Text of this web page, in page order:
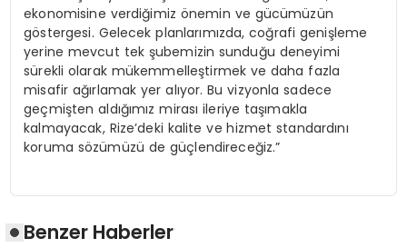
ekonomisine verdiğimiz önemin ve gücümüzün
göstergesi. Gelecek planlarımızda, coğrafi genişleme
yerine mevcut tek şubemizin sunduğu deneyimi
sürekli olarak mükemmelleştirmek ve daha fazla
misafir ağırlamak yer alıyor. Bu vizyonla sadece
geçmişten aldığımız mirası ileriye taşımakla
kalmayacak, Rize’deki kalite ve hizmet standardını
koruma sözümüzü de güçlendireceğiz.”
Benzer Haberler